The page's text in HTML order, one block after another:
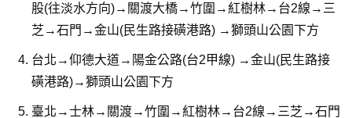
股(往淡水方向)→關渡大橋→竹圍→紅樹林→台2線→三
芝→石門→金山(民生路接磺港路) →獅頭山公園下方
台北→仰德大道→陽金公路(台2甲線) →金山(民生路接
磺港路)→獅頭山公園下方
臺北→士林→關渡→竹圍→紅樹林→台2線→三芝→石門